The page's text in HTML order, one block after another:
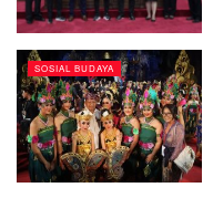
SOSIAL BUDAYA